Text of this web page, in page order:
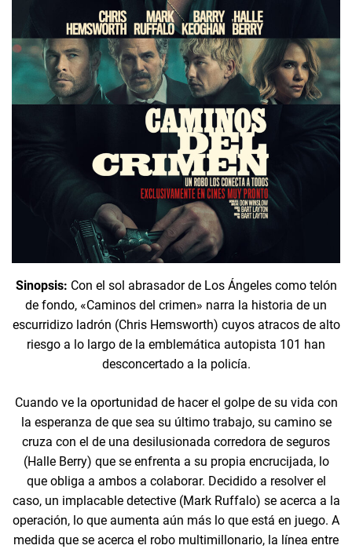
Sinopsis: Con el sol abrasador de Los Ángeles como telón
de fondo, «Caminos del crimen» narra la historia de un
escurridizo ladrón (Chris Hemsworth) cuyos atracos de alto
riesgo a lo largo de la emblemática autopista 101 han
desconcertado a la policía.
Cuando ve la oportunidad de hacer el golpe de su vida con
la esperanza de que sea su último trabajo, su camino se
cruza con el de una desilusionada corredora de seguros
(Halle Berry) que se enfrenta a su propia encrucijada, lo
que obliga a ambos a colaborar. Decidido a resolver el
caso, un implacable detective (Mark Ruffalo) se acerca a la
operación, lo que aumenta aún más lo que está en juego. A
medida que se acerca el robo multimillonario, la línea entre